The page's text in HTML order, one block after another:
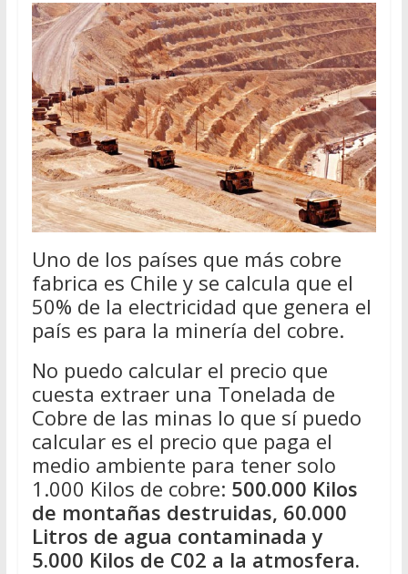
Uno de los países que más cobre
fabrica es Chile y se calcula que el
50% de la electricidad que genera el
país es para la minería del cobre.
No puedo calcular el precio que
cuesta extraer una Tonelada de
Cobre de las minas lo que sí puedo
calcular es el precio que paga el
medio ambiente para tener solo
1.000 Kilos de cobre: 500.000 Kilos
de montañas destruidas, 60.000
Litros de agua contaminada y
5.000 Kilos de C02 a la atmosfera.